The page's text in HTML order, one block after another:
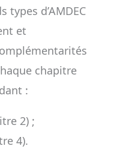
types d’AMDEC
et
chapitre
:
2) ;
4).